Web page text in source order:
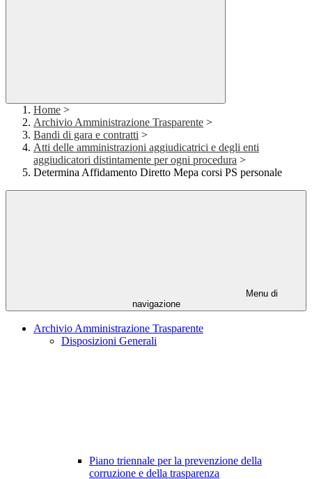
Home >
Archivio Amministrazione Trasparente >
Bandi di gara e contratti >
Atti delle amministrazioni aggiudicatrici e degli enti
aggiudicatori distintamente per ogni procedura >
Determina Affidamento Diretto Mepa corsi PS personale
Menu di
navigazione
Archivio Amministrazione Trasparente
Disposizioni Generali
Piano triennale per la prevenzione della
corruzione e della trasparenza